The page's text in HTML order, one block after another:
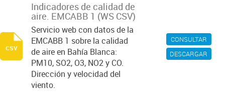
CONSULTAR
DESCARGAR
Indicadores de calidad de
aire. EMCABB 1 (WS CSV)
Servicio web con datos de la
EMCABB 1 sobre la calidad
de aire en Bahía Blanca:
PM10, SO2, O3, NO2 y CO.
Dirección y velocidad del
viento.
csv